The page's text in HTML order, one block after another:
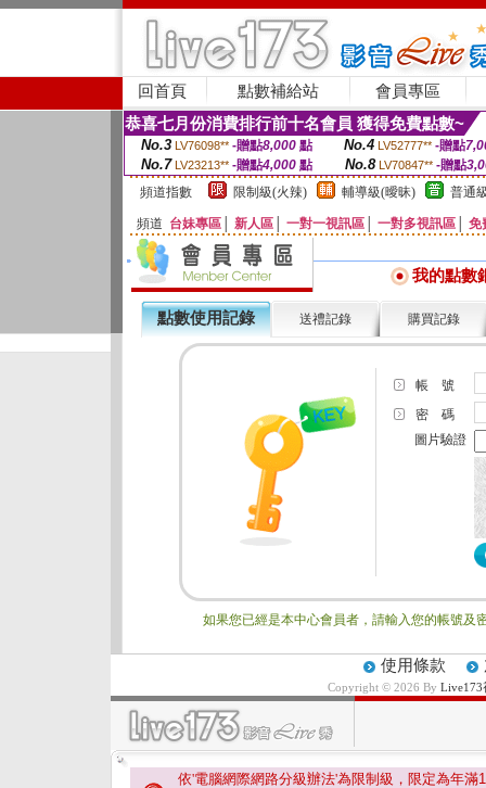
回首頁 點數補給站 會員專區
恭喜七月份消費排行前十名會員 獲得免費點數~
No.3 LV76098** -贈點8,000點 No.4 LV52777** -贈點
No.7 LV23213** -贈點4,000 點 No.8 LV70847** -贈點
頻道指數
限制級(火辣) 輔導級(曖昧) 普通
頻道 台妹專區 新人區 一對一視訊區 一對多視訊區 免
我的點數
點數使用記錄 送禮記錄 購買記錄
帳 號
密 碼
圖片驗證
如果您已經是本中心會員者，請輸入您的帳號及
使用條款
Copyright © 2026 By Live173
依'電腦網際網路分級辦法'為限制級，限定為年滿